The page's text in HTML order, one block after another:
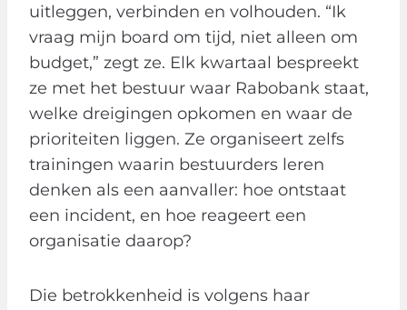
uitleggen, verbinden en volhouden. “Ik
vraag mijn board om tijd, niet alleen om
budget,” zegt ze. Elk kwartaal bespreekt
ze met het bestuur waar Rabobank staat,
welke dreigingen opkomen en waar de
prioriteiten liggen. Ze organiseert zelfs
trainingen waarin bestuurders leren
denken als een aanvaller: hoe ontstaat
een incident, en hoe reageert een
organisatie daarop?
Die betrokkenheid is volgens haar